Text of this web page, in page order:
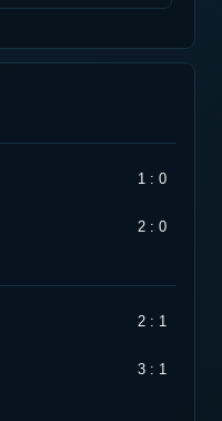
1 : 0
2 : 0
2 : 1
3 : 1